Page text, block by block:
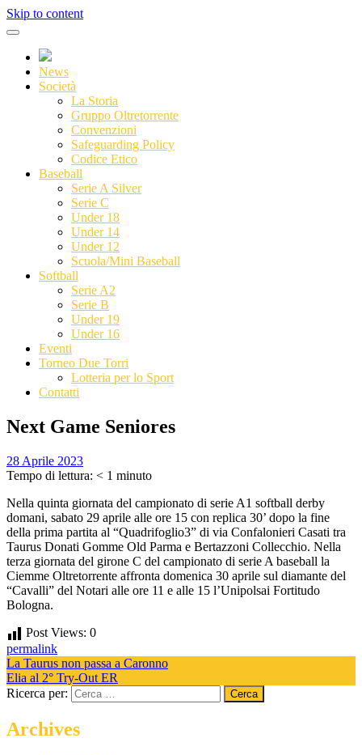
Skip to content
News
Società
La Storia
Gruppo Oltretorrente
Convenzioni
Safeguarding Policy
Codice Etico
Baseball
Serie A Silver
Serie C
Under 18
Under 14
Under 12
Scuola/Mini Baseball
Softball
Serie A2
Serie B
Under 19
Under 16
Eventi
Torneo Due Torri
Lotteria per lo Sport
Contatti
Next Game Seniores
28 Aprile 2023
Tempo di lettura: < 1 minuto
Nella quinta giornata del campionato di serie A1 softball derby
domani, sabato 29 aprile alle ore 15 con replica 30’ dopo la fine
della prima partita al “Quadrifoglio3” di via Confalonieri Casati tra
Taurus Donati Gomme Old Parma e Bertazzoni Collecchio. Nella
terza giornata del girone C del campionato di serie A baseball la
Ciemme Oltretorrente affronta domenica 30 aprile sul diamante del
“Cavalli” del Notari alle ore 11 e alle 15 l’Unipolsai Fortitudo
Bologna.
Post Views: 0
permalink
La Taurus non passa a Caronno
Elia al 2° Try-Out ER
Ricerca per:
Archives